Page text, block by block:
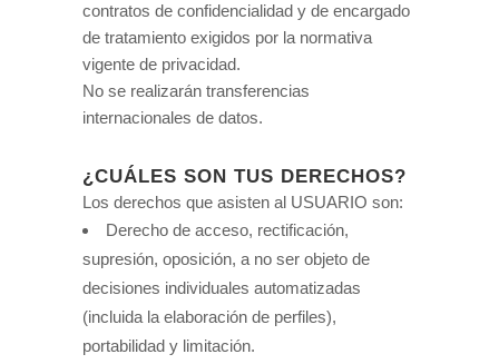
contratos de confidencialidad y de encargado
de tratamiento exigidos por la normativa
vigente de privacidad.
No se realizarán transferencias
internacionales de datos.
¿CUÁLES SON TUS DERECHOS?
Los derechos que asisten al USUARIO son:
Derecho de acceso, rectificación,
supresión, oposición, a no ser objeto de
decisiones individuales automatizadas
(incluida la elaboración de perfiles),
portabilidad y limitación.